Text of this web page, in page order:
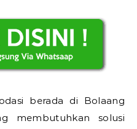
berada di Bolaang
membutuhkan solusi